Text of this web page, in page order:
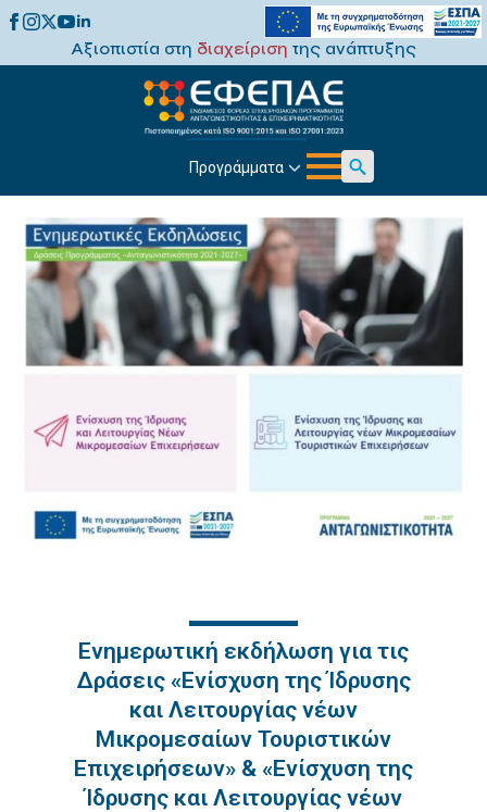
Αξιοπιστία στη διαχείριση της ανάπτυξης
Προγράμματα
Search
for:
Ενημερωτική εκδήλωση για τις
Δράσεις «Ενίσχυση της Ίδρυσης
και Λειτουργίας νέων
Μικρομεσαίων Τουριστικών
Επιχειρήσεων» & «Ενίσχυση της
Ίδρυσης και Λειτουργίας νέων